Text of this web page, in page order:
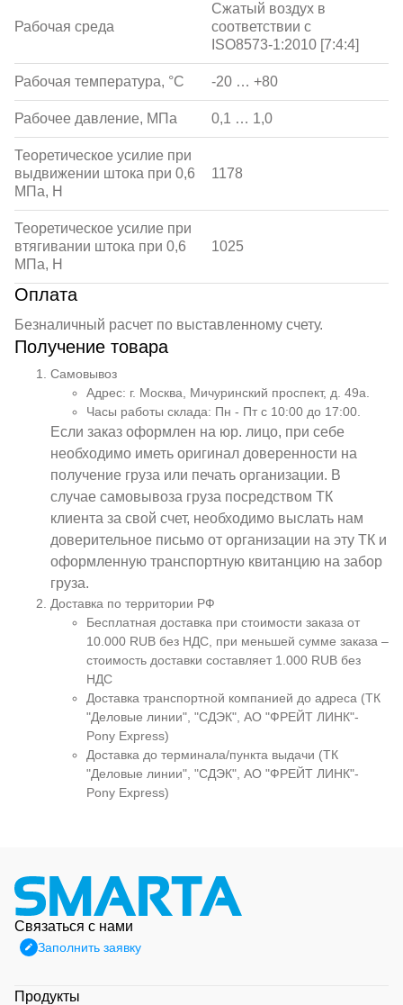
Рабочая среда
Сжатый воздух в
соответствии с
ISO8573-1:2010 [7:4:4]
Рабочая температура, °С -20 … +80
Рабочее давление, МПа 0,1 … 1,0
Теоретическое усилие при
выдвижении штока при 0,6
МПа, Н
1178
Теоретическое усилие при
втягивании штока при 0,6
МПа, Н
1025
Оплата
Безналичный расчет по выставленному счету.
Получение товара
Самовывоз
Адрес: г. Москва, Мичуринский проспект, д. 49а.
Часы работы склада: Пн - Пт с 10:00 до 17:00.
Если заказ оформлен на юр. лицо, при себе
необходимо иметь оригинал доверенности на
получение груза или печать организации. В
случае самовывоза груза посредством ТК
клиента за свой счет, необходимо выслать нам
доверительное письмо от организации на эту ТК и
оформленную транспортную квитанцию на забор
груза.
Доставка по территории РФ
Бесплатная доставка при стоимости заказа от
10.000 RUB без НДС, при меньшей сумме заказа –
стоимость доставки составляет 1.000 RUB без
НДС
Доставка транспортной компанией до адреса (ТК
"Деловые линии", "СДЭК", АО "ФРЕЙТ ЛИНК"-
Pony Express)
Доставка до терминала/пункта выдачи (ТК
"Деловые линии", "СДЭК", АО "ФРЕЙТ ЛИНК"-
Pony Express)
Связаться с нами
Заполнить заявку
Продукты